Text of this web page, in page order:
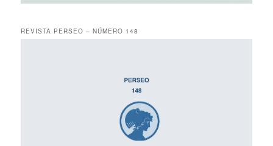
REVISTA PERSEO – NÚMERO 148